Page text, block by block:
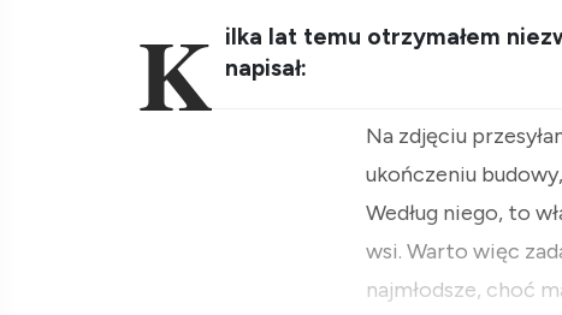
K ilka lat temu otrzymałem
napisał:
Na zdjęciu
ukończeniu
Według niego, to
wsi. Warto więc
najmłodsze, choć